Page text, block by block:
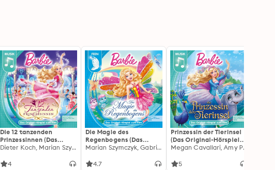
Die 12 tanzenden
Prinzessinnen (Das
Original-Hörspiel zum Dieter Koch, Marian Szymczyk
4
Die Magie des
Regenbogens (Das
Original-Hörspiel zum Marian Szymczyk, Gabriele Bingenheimer
4.7
Prinzessin der Tierinsel
(Das Original-Hörspiel
zum Film)
Megan Cavallari, Amy Powers, Rob Hudnut
5